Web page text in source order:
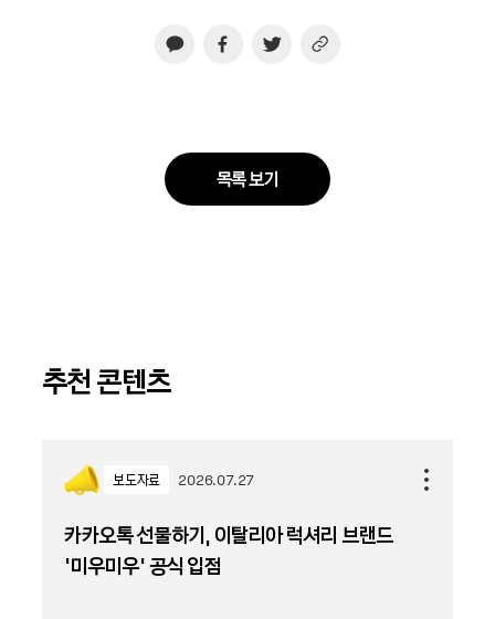
목록 보기
추천 콘텐츠
보도자료 2026.07.27
카카오톡 선물하기, 이탈리아 럭셔리 브랜드
'미우미우' 공식 입점